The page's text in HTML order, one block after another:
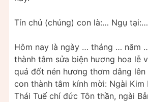
Tín chủ (chúng) con là:… Ngụ tại:…
Hôm nay là ngày … tháng … năm
thành tâm sửa biện hương hoa lễ
quả đốt nén hương thơm dâng
con thành tâm kính mời: Ngài Kim
Thái Tuế chí đức Tôn thần, ngài